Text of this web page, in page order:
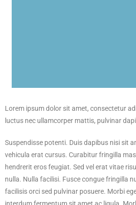
Lorem ipsum dolor sit amet, consectetur
luctus nec ullamcorper mattis, pulvinar
Suspendisse potenti. Duis dapibus nisi sit
vehicula erat cursus. Curabitur fringilla
hendrerit eros feugiat. Sed vel erat vitae
nulla. Nulla facilisi. Fusce congue fringilla
facilisis orci sed pulvinar posuere. Morbi
interdum fermentum sit amet ac ligula.